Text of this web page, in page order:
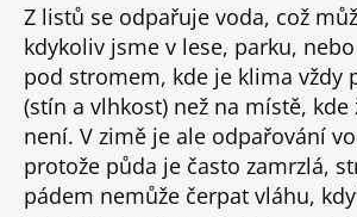
Z listů se odpařuje voda, což
kdykoliv jsme v lese, parku,
pod stromem, kde je klima vždy
(stín a vlhkost) než na místě, kde
není. V zimě je ale odpařování
protože půda je často zamrzlá,
pádem nemůže čerpat vláhu,